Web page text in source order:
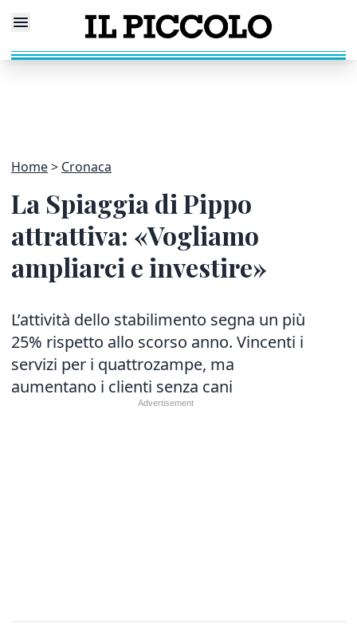
Home Cronaca
La Spiaggia di Pippo
attrattiva: «Vogliamo
ampliarci e investire»
L’attività dello stabilimento segna un più
25% rispetto allo scorso anno. Vincenti i
servizi per i quattrozampe, ma
aumentano i clienti senza cani